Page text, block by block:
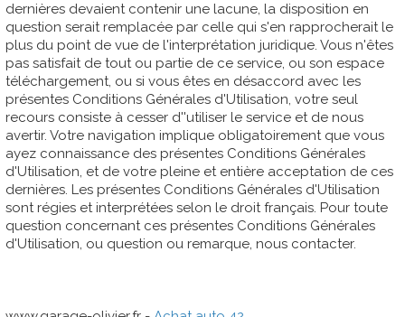
dernières devaient contenir une lacune, la disposition en
question serait remplacée par celle qui s'en rapprocherait le
plus du point de vue de l'interprétation juridique. Vous n'êtes
pas satisfait de tout ou partie de ce service, ou son espace
téléchargement, ou si vous êtes en désaccord avec les
présentes Conditions Générales d'Utilisation, votre seul
recours consiste à cesser d''utiliser le service et de nous
avertir. Votre navigation implique obligatoirement que vous
ayez connaissance des présentes Conditions Générales
d'Utilisation, et de votre pleine et entière acceptation de ces
dernières. Les présentes Conditions Générales d'Utilisation
sont régies et interprétées selon le droit français. Pour toute
question concernant ces présentes Conditions Générales
d'Utilisation, ou question ou remarque, nous contacter.